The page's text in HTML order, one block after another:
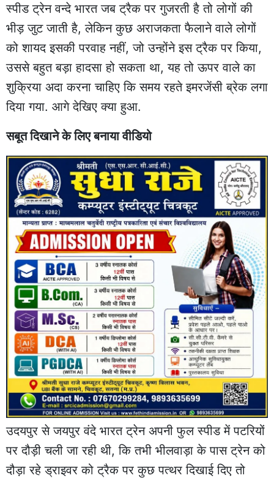
स्पीड ट्रेन वन्दे भारत जब ट्रैक पर गुजरती है तो लोगों की
भीड़ जुट जाती है, लेकिन कुछ अराजकता फैलाने वाले लोगों
को शायद इसकी परवाह नहीं, जो उन्होंने इस ट्रैक पर किया,
उससे बहुत बड़ा हादसा हो सकता था, यह तो ऊपर वाले का
शुक्रिया अदा करना चाहिए कि समय रहते इमरजेंसी ब्रेक लगा
दिया गया. आगे देखिए क्या हुआ.
सबूत दिखाने के लिए बनाया वीडियो
उदयपुर से जयपुर वंदे भारत ट्रेन अपनी फुल स्पीड में पटरियों
पर दौड़ी चली जा रही थी, कि तभी भीलवाड़ा के पास ट्रेन को
दौड़ा रहे ड्राइवर को ट्रैक पर कुछ पत्थर दिखाई दिए तो